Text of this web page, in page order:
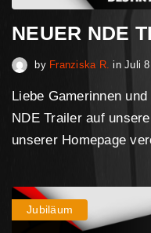
NEUER NDE
by Franziska R. inJuli
Liebe Gamerinnen
NDE Trailer auf
unserer Homepage
Jubiläum